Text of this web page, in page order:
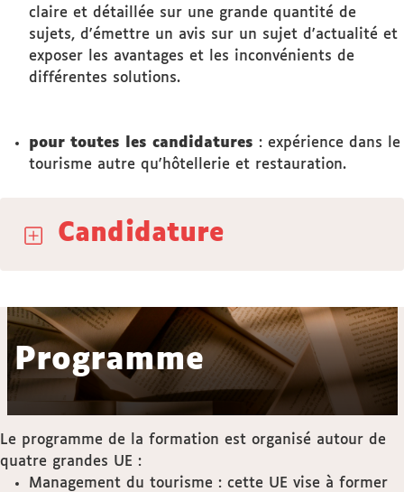
claire et détaillée sur une grande quantité de
sujets, d'émettre un avis sur un sujet d'actualité et
exposer les avantages et les inconvénients de
différentes solutions.
pour toutes les candidatures : expérience dans le
tourisme autre qu'hôtellerie et restauration.
Candidature
Programme
Le programme de la formation est organisé autour de
quatre grandes UE :
Management du tourisme : cette UE vise à former